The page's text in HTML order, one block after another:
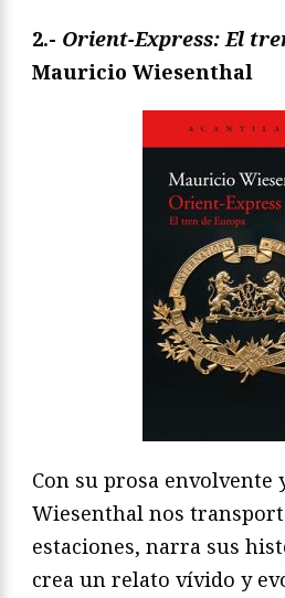
2.- Orient-Express: El
Mauricio Wiesenthal
Con su prosa envolvente
Wiesenthal nos
estaciones, narra sus
crea un relato vívido y